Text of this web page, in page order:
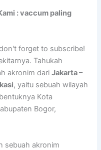
: vaccum paling
forget to subscribe!
Tahukah
akronim dariJakarta –
, yaitu sebuah wilayah
Kota
Bogor,
sebuah akronim